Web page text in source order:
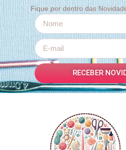
Fique por dentro das
RECEBER